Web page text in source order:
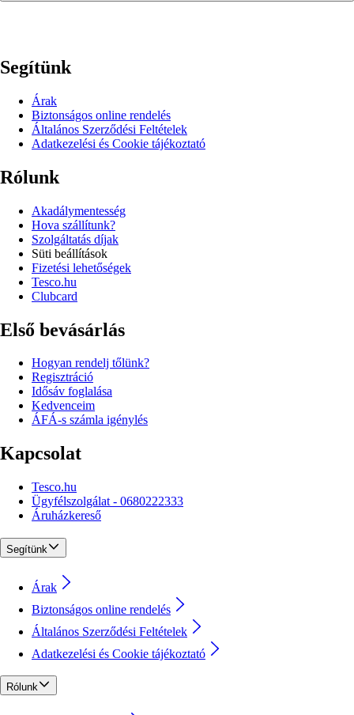
Segítünk
Árak
Biztonságos online rendelés
Általános Szerződési Feltételek
Adatkezelési és Cookie tájékoztató
Rólunk
Akadálymentesség
Hova szállítunk?
Szolgáltatás díjak
Süti beállítások
Fizetési lehetőségek
Tesco.hu
Clubcard
Első bevásárlás
Hogyan rendelj tőlünk?
Regisztráció
Idősáv foglalása
Kedvenceim
ÁFÁ-s számla igénylés
Kapcsolat
Tesco.hu
Ügyfélszolgálat - 0680222333
Áruházkereső
Segítünk
Árak
Biztonságos online rendelés
Általános Szerződési Feltételek
Adatkezelési és Cookie tájékoztató
Rólunk